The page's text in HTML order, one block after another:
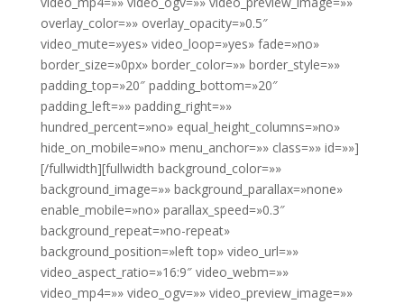
overlay_color=»» overlay_opacity=»0.5″
video_mute=»yes» video_loop=»yes» fade=»no»
border_size=»0px» border_color=»» border_style=»»
padding_top=»20″ padding_bottom=»20″
padding_left=»» padding_right=»»
hundred_percent=»no» equal_height_columns=»no»
hide_on_mobile=»no» menu_anchor=»» class=»» id=»»]
[/fullwidth][fullwidth background_color=»»
background_image=»» background_parallax=»none»
enable_mobile=»no» parallax_speed=»0.3″
background_repeat=»no-repeat»
background_position=»left top» video_url=»»
video_aspect_ratio=»16:9″ video_webm=»»
video_mp4=»» video_ogv=»» video_preview_image=»»